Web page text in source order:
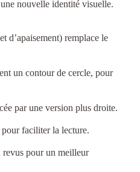
nouvelle identité visuelle.
d’apaisement) remplace le
un contour de cercle, pour
par une version plus droite.
faciliter la lecture.
revus pour un meilleur